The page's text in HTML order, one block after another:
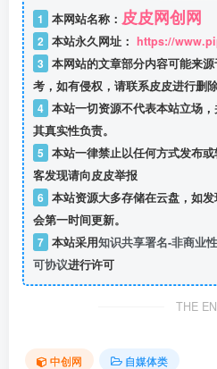
1 本网站名称： 皮皮网创网
2 本站永久网址： https://
3 本网站的文章部分内容可能来
考，如有侵权，请联系皮皮进行删除
4 本站一切资源不代表本站立场
其真实性负责。
5 本站一律禁止以任何方式发布
客发现请向皮皮举报
6 本站资源大多存储在云盘，如
会第一时间更新。
7 本站采用知识共享署名-非商业
可协议进行许可
THE
中创网 自媒体类